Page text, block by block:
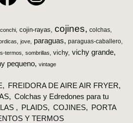
cojin-rayas cojines
colchas
jove paraguas paraguas-caballero
termos sombrillas vichy vichy grande
pequeno
vintage
FREIDORA DE AIRE AIR FRYER
Colchas y Edredones para tu
PLAIDS COJINES
PORTA
Y TERMOS